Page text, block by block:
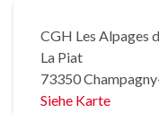
CGH Les Alpages
La Piat
73350
Siehe Karte